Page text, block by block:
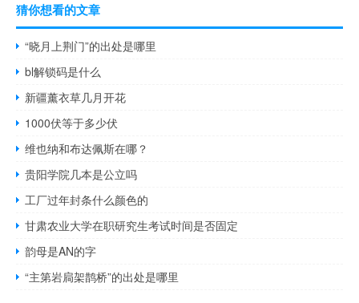
猜你想看的文章
“晓月上荆门”的出处是哪里
bl解锁码是什么
新疆薰衣草几月开花
1000伏等于多少伏
维也纳和布达佩斯在哪？
贵阳学院几本是公立吗
工厂过年封条什么颜色的
甘肃农业大学在职研究生考试时间是否固定
韵母是AN的字
“主第岩扃架鹊桥”的出处是哪里